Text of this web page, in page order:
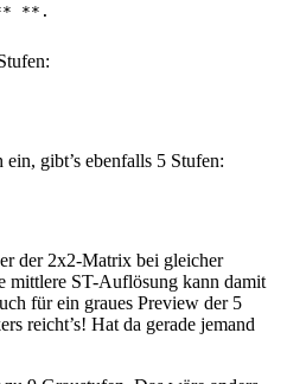
gibt’s ebenfalls 5 Stufen:
der 2x2-Matrix bei gleicher
mittlere ST-Auflösung kann damit
für ein graues Preview der 5
reicht’s! Hat da gerade jemand